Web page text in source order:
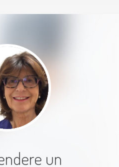
e molto
molta
un